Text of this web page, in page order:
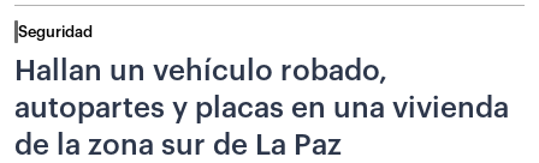
Seguridad
Hallan un vehículo robado,
autopartes y placas en una vivienda
de la zona sur de La Paz